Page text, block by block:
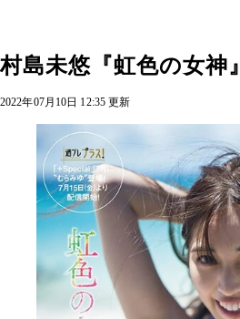
村島未悠『虹色の女神』
2022年07月10日 12:35 更新